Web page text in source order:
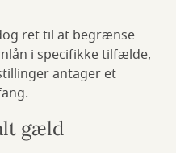
ret til at begrænse
i specifikke tilfælde,
antager et
gæld